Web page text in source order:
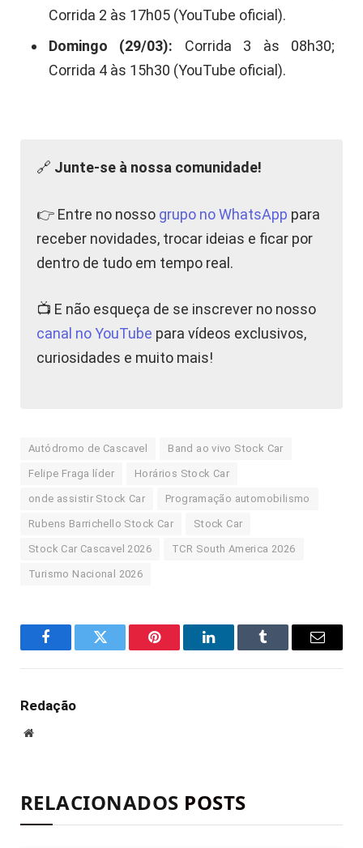
Corrida 2 às 17h05 (YouTube oficial).
Domingo (29/03): Corrida 3 às 08h30;
Corrida 4 às 15h30 (YouTube oficial).
🔗 Junte-se à nossa comunidade!
👉 Entre no nosso grupo no WhatsApp para
receber novidades, trocar ideias e ficar por
dentro de tudo em tempo real.
📺 E não esqueça de se inscrever no nosso
canal no YouTube para vídeos exclusivos,
curiosidades e muito mais!
Autódromo de Cascavel Band ao vivo Stock Car
Felipe Fraga líder Horários Stock Car
onde assistir Stock Car Programação automobilismo
Rubens Barrichello Stock Car Stock Car
Stock Car Cascavel 2026 TCR South America 2026
Turismo Nacional 2026
FacebookTwitter Pinterest LinkedInTumblr
E-
Redação
Site
RELACIONADOS POSTS